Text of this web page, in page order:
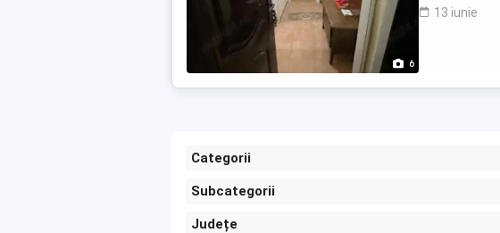
6
13 iunie
Categorii
Subcategorii
Județe